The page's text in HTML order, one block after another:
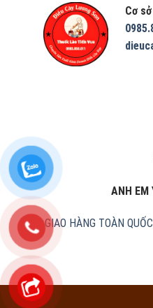
Cơ
ANH EM
GIAO HÀNG TOÀN QUỐC